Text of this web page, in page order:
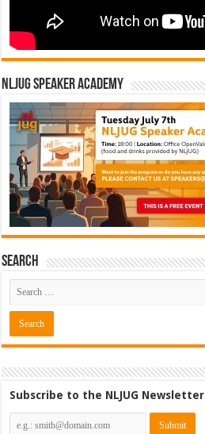
NLJUG Speaker Academy
Search
Subscribe to the NLJUG Newsletter